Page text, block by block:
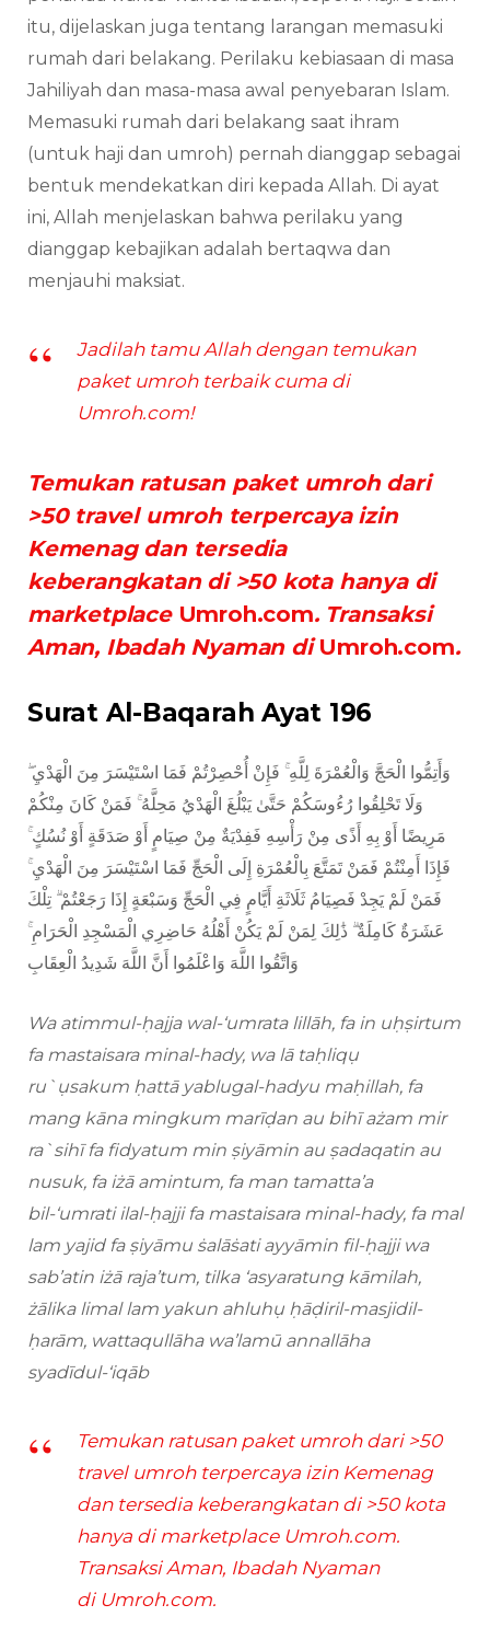
itu, dijelaskan juga tentang larangan memasuki
rumah dari belakang. Perilaku kebiasaan di masa
Jahiliyah dan masa-masa awal penyebaran Islam.
Memasuki rumah dari belakang saat ihram
(untuk haji dan umroh) pernah dianggap sebagai
bentuk mendekatkan diri kepada Allah. Di ayat
ini, Allah menjelaskan bahwa perilaku yang
dianggap kebajikan adalah bertaqwa dan
menjauhi maksiat.
Jadilah tamu Allah dengan temukan
paket umroh terbaik cuma di
Umroh.com!
Temukan ratusan paket umroh dari
>50 travel umroh terpercaya izin
Kemenag dan tersedia
keberangkatan di >50 kota hanya di
marketplace Umroh.com. Transaksi
Aman, Ibadah Nyaman diUmroh.com.
Surat Al-Baqarah Ayat 196
وَأَتِمُّوا الْحَجَّ وَالْعُمْرَةَ لِلَّهِ ۚ فَإِنْ أُحْصِرْتُمْ فَمَا اسْتَيْسَرَ مِنَ الْهَدْيِ ۖ
وَلَا تَحْلِقُوا رُءُوسَكُمْ حَتَّىٰ يَبْلُغَ الْهَدْيُ مَحِلَّهُ ۚ فَمَنْ كَانَ مِنْكُمْ
مَرِيضًا أَوْ بِهِ أَذًى مِنْ رَأْسِهِ فَفِدْيَةٌ مِنْ صِيَامٍ أَوْ صَدَقَةٍ أَوْ نُسُكٍ ۚ
فَإِذَا أَمِنْتُمْ فَمَنْ تَمَتَّعَ بِالْعُمْرَةِ إِلَى الْحَجِّ فَمَا اسْتَيْسَرَ مِنَ الْهَدْيِ ۚ
فَمَنْ لَمْ يَجِدْ فَصِيَامُ ثَلَاثَةِ أَيَّامٍ فِي الْحَجِّ وَسَبْعَةٍ إِذَا رَجَعْتُمْ ۗ تِلْكَ
عَشَرَةٌ كَامِلَةٌ ۗ ذَٰلِكَ لِمَنْ لَمْ يَكُنْ أَهْلُهُ حَاضِرِي الْمَسْجِدِ الْحَرَامِ ۚ
Wa atimmul-ḥajja wal-‘umrata lillāh, fa in uḥṣirtum
fa mastaisara minal-hady, wa lā taḥliqụ
ru`ụsakum ḥattā yablugal-hadyu maḥillah, fa
mang kāna mingkum marīḍan au bihī ażam mir
ra`sihī fa fidyatum min ṣiyāmin au ṣadaqatin au
nusuk, fa iżā amintum, fa man tamatta’a
bil-‘umrati ilal-ḥajji fa mastaisara minal-hady, fa mal
lam yajid fa ṣiyāmu ṡalāṡati ayyāmin fil-ḥajji wa
sab’atin iżā raja’tum, tilka ‘asyaratung kāmilah,
żālika limal lam yakun ahluhụ ḥāḍiril-masjidil-
ḥarām, wattaqullāha wa’lamū annallāha
syadīdul-‘iqāb
Temukan ratusan paket umroh dari >50
travel umroh terpercaya izin Kemenag
dan tersedia keberangkatan di >50 kota
hanya di marketplace Umroh.com.
Transaksi Aman, Ibadah Nyaman
di Umroh.com.